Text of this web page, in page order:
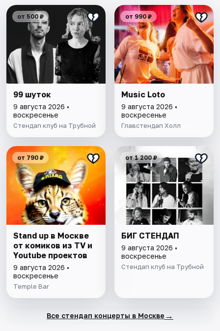
от 500 ₽
99 шуток
9 августа 2026 •
воскресенье
Стендап клуб на Трубной
от 990 ₽
Music Loto
9 августа 2026 •
воскресенье
Главстендап Холл
от 790 ₽
Stand up в Москве
от комиков из TV и
Youtube проектов
9 августа 2026 •
воскресенье
Temple Bar
от 1 200 ₽
БИГ СТЕНДАП
9 августа 2026 •
воскресенье
Стендап клуб на Трубной
Все стендап концерты в Москве →